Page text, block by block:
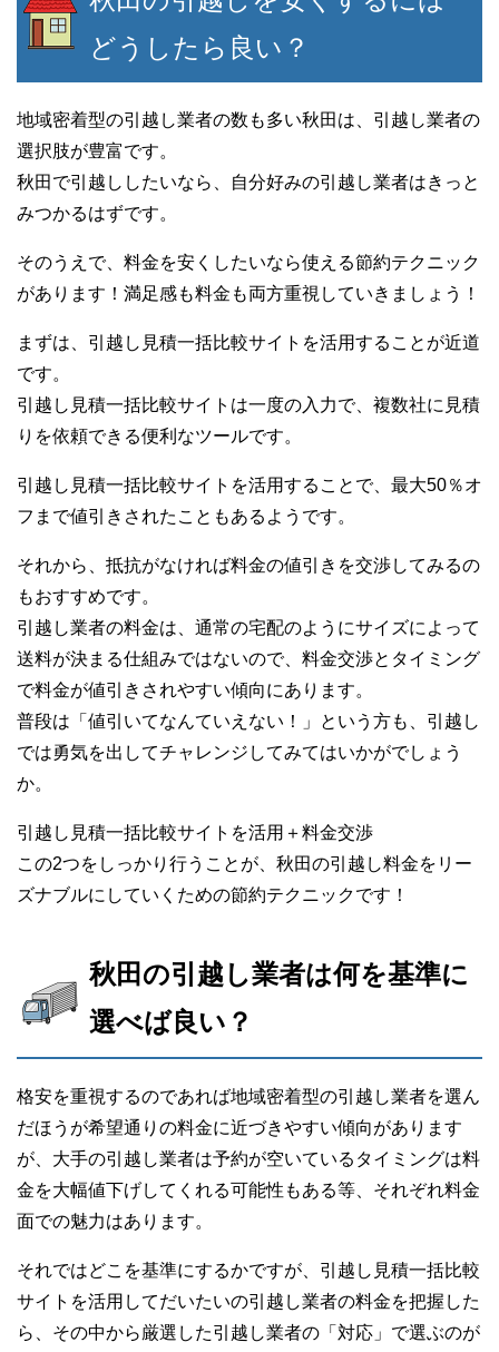
どうしたら良い？
地域密着型の引越し業者の数も多い秋田は、引越し業者の
選択肢が豊富です。
秋田で引越ししたいなら、自分好みの引越し業者はきっと
みつかるはずです。
そのうえで、料金を安くしたいなら使える節約テクニック
があります！満足感も料金も両方重視していきましょう！
まずは、引越し見積一括比較サイトを活用することが近道
です。
引越し見積一括比較サイトは一度の入力で、複数社に見積
りを依頼できる便利なツールです。
引越し見積一括比較サイトを活用することで、最大50％オ
フまで値引きされたこともあるようです。
それから、抵抗がなければ料金の値引きを交渉してみるの
もおすすめです。
引越し業者の料金は、通常の宅配のようにサイズによって
送料が決まる仕組みではないので、料金交渉とタイミング
で料金が値引きされやすい傾向にあります。
普段は「値引いてなんていえない！」という方も、引越し
では勇気を出してチャレンジしてみてはいかがでしょう
か。
引越し見積一括比較サイトを活用＋料金交渉
この2つをしっかり行うことが、秋田の引越し料金をリー
ズナブルにしていくための節約テクニックです！
秋田の引越し業者は何を基準に
選べば良い？
格安を重視するのであれば地域密着型の引越し業者を選ん
だほうが希望通りの料金に近づきやすい傾向があります
が、大手の引越し業者は予約が空いているタイミングは料
金を大幅値下げしてくれる可能性もある等、それぞれ料金
面での魅力はあります。
それではどこを基準にするかですが、引越し見積一括比較
サイトを活用してだいたいの引越し業者の料金を把握した
ら、その中から厳選した引越し業者の「対応」で選ぶのが